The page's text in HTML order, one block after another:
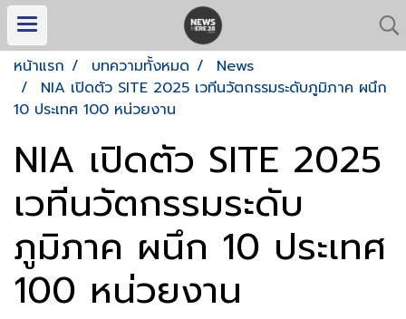
หน้าแรก บทความทั้งหมด
News
NIA เปิดตัว SITE 2025 เวทีนวัตกรรมระดับภูมิภาค ผนึก
10 ประเทศ 100 หน่วยงาน
NIA เปิดตัว SITE 2025
เวทีนวัตกรรมระดับ
ภูมิภาค ผนึก 10 ประเทศ
100 หน่วยงาน